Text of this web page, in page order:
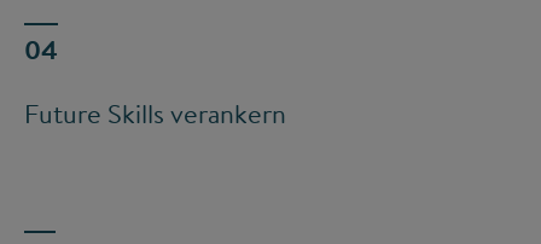
Future Skills verankern